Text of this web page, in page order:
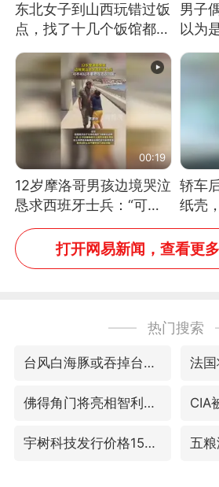
东北女子到山西玩错过饭
点，找了十几个饭馆都没
开门：午休到几点
男子
以为
燃香
00:19
12岁摩洛哥男孩边境哭泣
恳求西班牙士兵：“可不
可以不要把我遣返回国”
轿车
纸壳
险，“
免这
打开网易新闻，查看更
热门搜索
台风白海豚或吞掉台风鲸鱼
佛得角门将亮相智利俱乐部主场
宇树科技发行价格150.80元/股